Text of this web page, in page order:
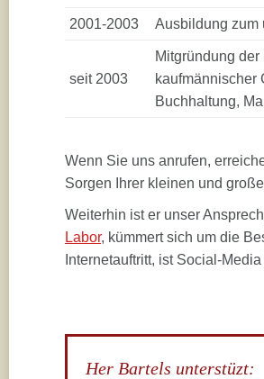
2001-2003 Ausbildung zum
seit 2003
Mitgründung der
kaufmännischer
Buchhaltung,
Wenn Sie uns anrufen,
Sorgen Ihrer kleinen und
Weiterhin ist er unser
Labor, kümmert sich um die
Internetauftritt, ist Social-
Her Bartels unterstüzt: